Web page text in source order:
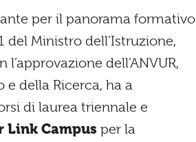
per il panorama formativo
Ministro dell’Istruzione,
dell’ANVUR,
della Ricerca, ha a
di laurea triennale e
Link Campus per la